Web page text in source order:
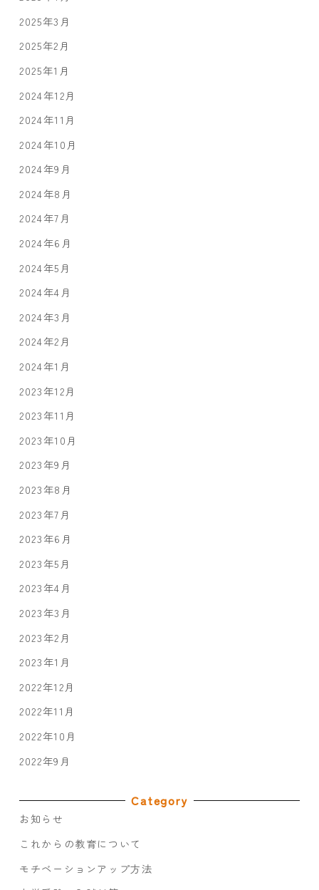
2025年3月
2025年2月
2025年1月
2024年12月
2024年11月
2024年10月
2024年9月
2024年8月
2024年7月
2024年6月
2024年5月
2024年4月
2024年3月
2024年2月
2024年1月
2023年12月
2023年11月
2023年10月
2023年9月
2023年8月
2023年7月
2023年6月
2023年5月
2023年4月
2023年3月
2023年2月
2023年1月
2022年12月
2022年11月
2022年10月
2022年9月
Category
お知らせ
これからの教育について
モチベーションアップ方法